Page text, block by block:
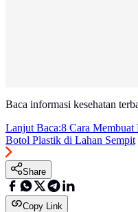
Baca informasi kesehatan
Lanjut Baca:8 Cara Membuat
Botol Plastik di Lahan Sempit
Share
Copy Link